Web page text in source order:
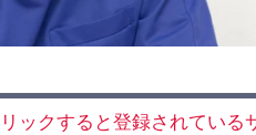
ックすると登録されている